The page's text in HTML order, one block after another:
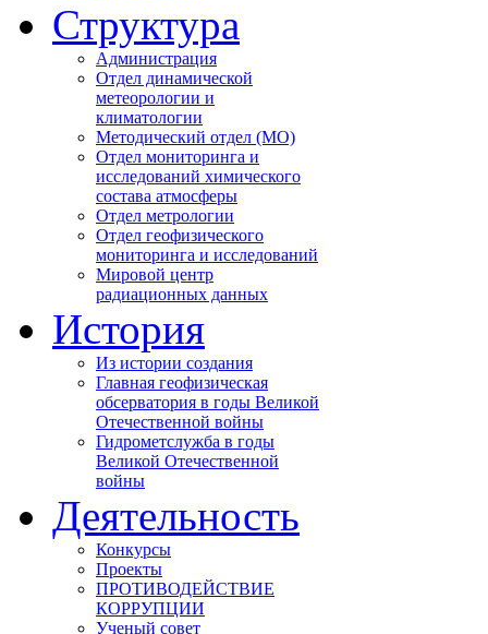
Структура
Администрация
Отдел динамической
метеорологии и
климатологии
Методический отдел (МО)
Отдел мониторинга и
исследований химического
состава атмосферы
Отдел метрологии
Отдел геофизического
мониторинга и исследований
Мировой центр
радиационных данных
История
Из истории создания
Главная геофизическая
обсерватория в годы Великой
Отечественной войны
Гидрометслужба в годы
Великой Отечественной
войны
Деятельность
Конкурсы
Проекты
ПРОТИВОДЕЙСТВИЕ
КОРРУПЦИИ
Ученый совет